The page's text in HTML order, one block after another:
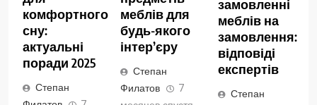
комфортного
сну:
актуальні
поради 2025
Степан
меблів для
будь-якого
інтер’єру
Степан
Филатов
7
замовленні
меблів на
замовлення:
відповіді
експертів
Степан